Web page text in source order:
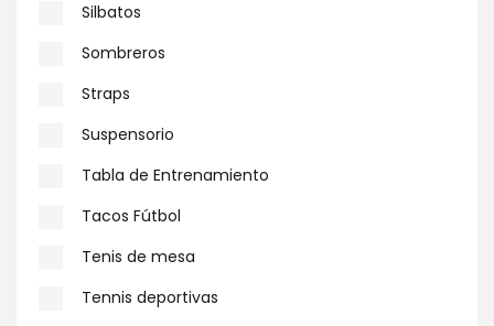
Silbatos
Sombreros
Straps
Suspensorio
Tabla de Entrenamiento
Tacos Fútbol
Tenis de mesa
Tennis deportivas